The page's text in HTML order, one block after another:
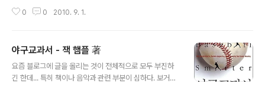
그것이 스스로의 개성을 들어내는 것이라고 느끼는 치기
해봐야 할 작가로 체크해놨던 것 같다. 어찌되었든, 그 메모
다.) 동화같은 짧은 소설이지만 만만치 않은 울림이 있다.
몇몇 장면에서는 삶에 대해 진지하게 돌아보게 만들기도
하고, 길다면 긴 한 사람의 인생을 시한부 주인공을 통해 며
0 0 2010. 9. 1.
야구교과서 - 잭 햄플 著
요즘 블로그에 글을 올리는 것이 전체적으로 모두 부진하
긴 한데... 특히 책이나 음악과 관련 부분이 심하다. 보거나